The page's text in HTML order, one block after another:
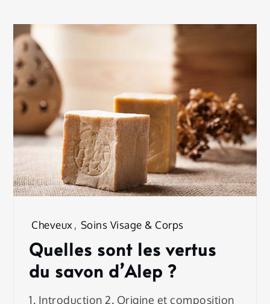
Cheveux , Soins Visage & Corps
Quelles sont les vertus
du savon d’Alep ?
1. Introduction 2. Origine et composition